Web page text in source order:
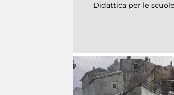
Didattica per le scuole